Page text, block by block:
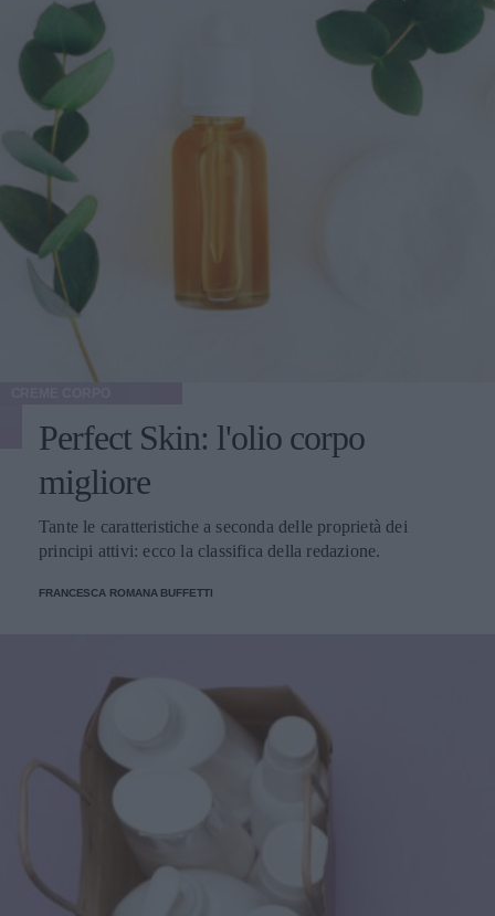
Perfect Skin: l'olio corpo
migliore
Tante le caratteristiche a seconda delle proprietà dei
principi attivi: ecco la classifica della redazione.
FRANCESCA ROMANA BUFFETTI